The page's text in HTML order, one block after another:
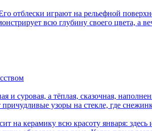
играют на рельефной
всю глубину своего цвета, а
и суровая, а тёплая, сказочная,
узоры на стекле, где
на керамику всю красоту января: